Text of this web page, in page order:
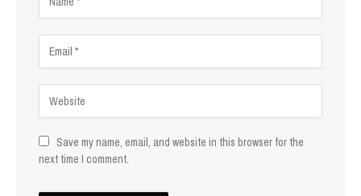
Save my name, email, and website in this browser for the
next time I comment.